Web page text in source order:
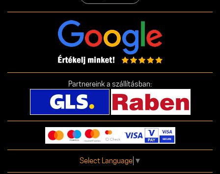
Partnereink a szállításban:
Select Language ▼